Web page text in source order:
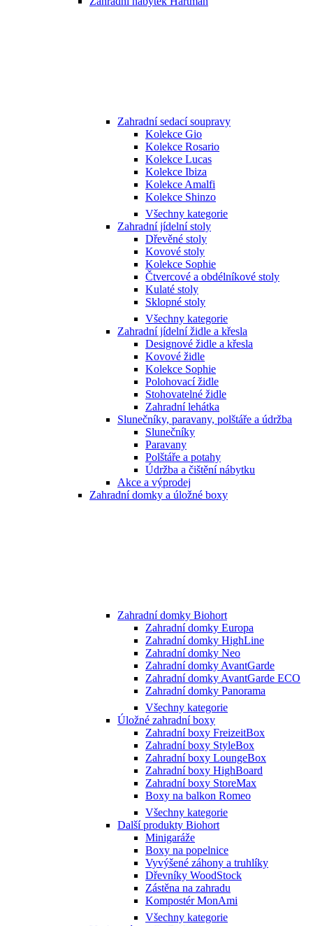
Zahradní sedací soupravy
Kolekce Gio
Kolekce Rosario
Kolekce Lucas
Kolekce Ibiza
Kolekce Amalfi
Kolekce Shinzo
Všechny kategorie
Zahradní jídelní stoly
Dřevěné stoly
Kovové stoly
Kolekce Sophie
Čtvercové a obdélníkové stoly
Kulaté stoly
Sklopné stoly
Všechny kategorie
Zahradní jídelní židle a křesla
Designové židle a křesla
Kovové židle
Kolekce Sophie
Polohovací židle
Stohovatelné židle
Zahradní lehátka
Slunečníky, paravany, polštáře a údržba
Slunečníky
Paravany
Polštáře a potahy
Údržba a čištění nábytku
Akce a výprodej
Zahradní domky a úložné boxy
Zahradní domky Biohort
Zahradní domky Europa
Zahradní domky HighLine
Zahradní domky Neo
Zahradní domky AvantGarde
Zahradní domky AvantGarde ECO
Zahradní domky Panorama
Všechny kategorie
Úložné zahradní boxy
Zahradní boxy FreizeitBox
Zahradní boxy StyleBox
Zahradní boxy LoungeBox
Zahradní boxy HighBoard
Zahradní boxy StoreMax
Boxy na balkon Romeo
Všechny kategorie
Další produkty Biohort
Minigaráže
Boxy na popelnice
Vyvýšené záhony a truhlíky
Dřevníky WoodStock
Zástěna na zahradu
Kompostér MonAmi
Všechny kategorie